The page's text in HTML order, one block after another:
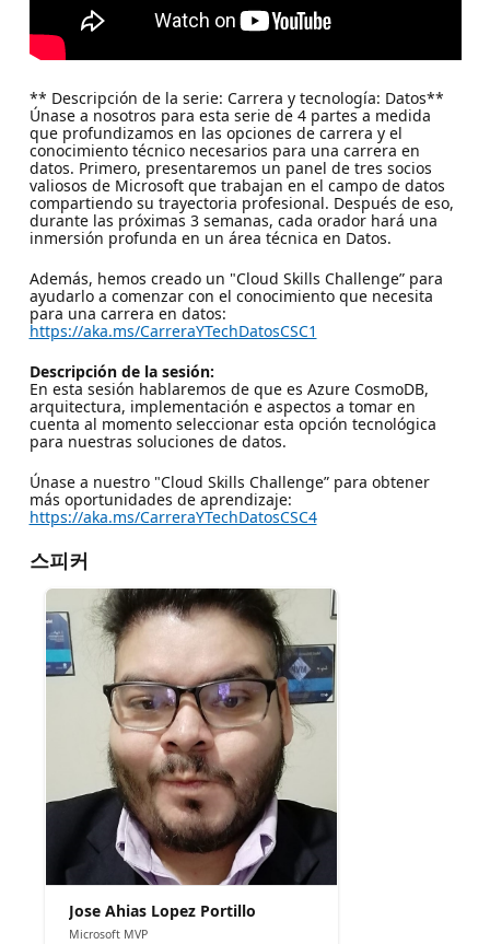
** Descripción de la serie: Carrera y tecnología: Datos**
Únase a nosotros para esta serie de 4 partes a medida
que profundizamos en las opciones de carrera y el
conocimiento técnico necesarios para una carrera en
datos. Primero, presentaremos un panel de tres socios
valiosos de Microsoft que trabajan en el campo de datos
compartiendo su trayectoria profesional. Después de eso,
durante las próximas 3 semanas, cada orador hará una
inmersión profunda en un área técnica en Datos.
Además, hemos creado un "Cloud Skills Challenge” para
ayudarlo a comenzar con el conocimiento que necesita
para una carrera en datos:
https://aka.ms/CarreraYTechDatosCSC1
Descripción de la sesión:
En esta sesión hablaremos de que es Azure CosmoDB,
arquitectura, implementación e aspectos a tomar en
cuenta al momento seleccionar esta opción tecnológica
para nuestras soluciones de datos.
Únase a nuestro "Cloud Skills Challenge” para obtener
más oportunidades de aprendizaje:
https://aka.ms/CarreraYTechDatosCSC4
스피커
Jose Ahias Lopez Portillo
Microsoft MVP